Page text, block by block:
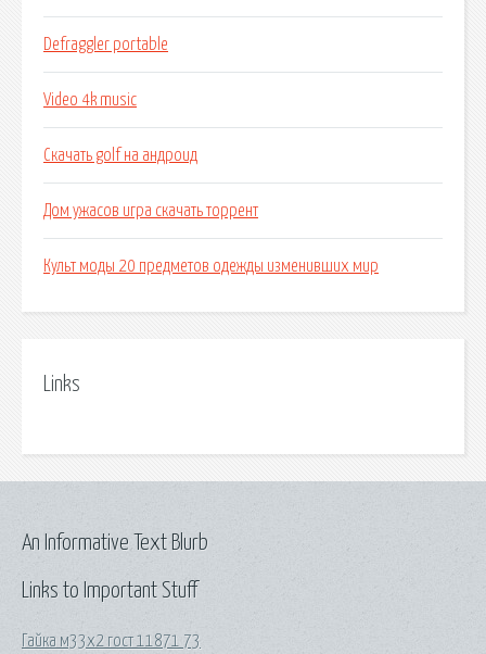
Defraggler portable
Video 4k music
Скачать golf на андроид
Дом ужасов игра скачать торрент
Культ моды 20 предметов одежды изменивших мир
Links
Links to Important Stuff
Гайка м33х2 гост 11871 73
An Informative Text Blurb